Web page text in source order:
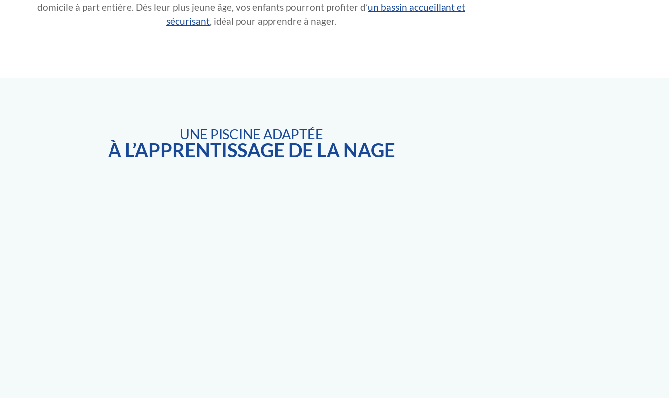
domicile à part entière. Dès leur plus jeune âge, vos enfants pourront profiter d’un bassin accueillant et
sécurisant, idéal pour apprendre à nager.
UNE PISCINE ADAPTÉE
À L’APPRENTISSAGE DE LA NAGE